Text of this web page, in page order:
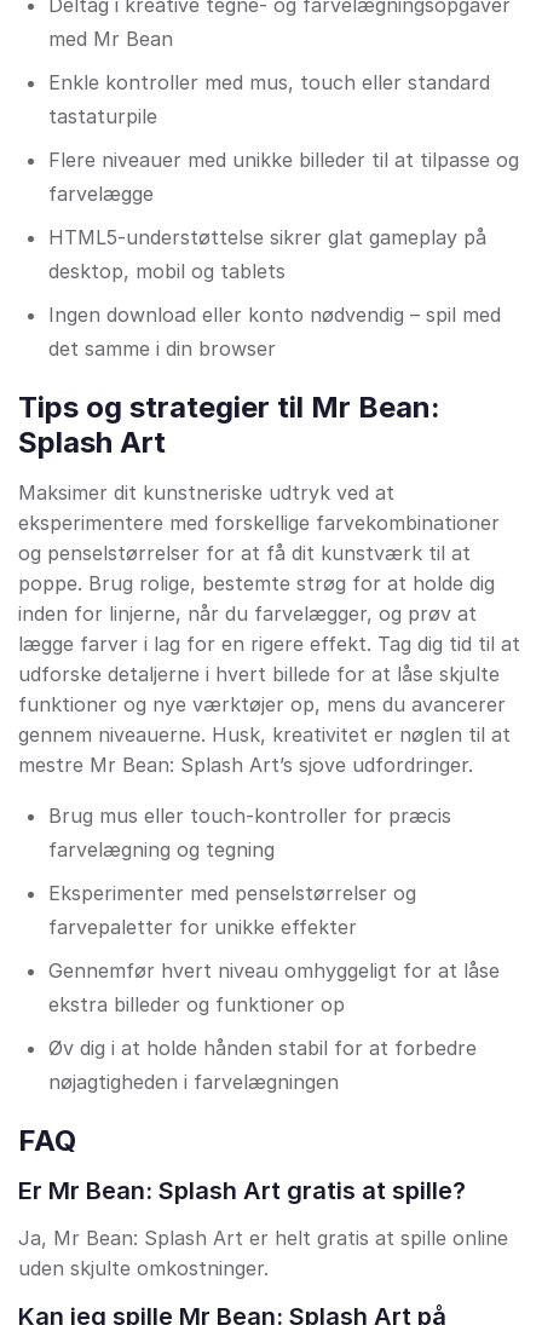
Deltag i kreative tegne- og farvelægningsopgaver
med Mr Bean
Enkle kontroller med mus, touch eller standard
tastaturpile
Flere niveauer med unikke billeder til at tilpasse og
farvelægge
HTML5-understøttelse sikrer glat gameplay på
desktop, mobil og tablets
Ingen download eller konto nødvendig – spil med
det samme i din browser
Tips og strategier til Mr Bean:
Splash Art
Maksimer dit kunstneriske udtryk ved at
eksperimentere med forskellige farvekombinationer
og penselstørrelser for at få dit kunstværk til at
poppe. Brug rolige, bestemte strøg for at holde dig
inden for linjerne, når du farvelægger, og prøv at
lægge farver i lag for en rigere effekt. Tag dig tid til at
udforske detaljerne i hvert billede for at låse skjulte
funktioner og nye værktøjer op, mens du avancerer
gennem niveauerne. Husk, kreativitet er nøglen til at
mestre Mr Bean: Splash Art’s sjove udfordringer.
Brug mus eller touch-kontroller for præcis
farvelægning og tegning
Eksperimenter med penselstørrelser og
farvepaletter for unikke effekter
Gennemfør hvert niveau omhyggeligt for at låse
ekstra billeder og funktioner op
Øv dig i at holde hånden stabil for at forbedre
nøjagtigheden i farvelægningen
FAQ
Er Mr Bean: Splash Art gratis at spille?
Ja, Mr Bean: Splash Art er helt gratis at spille online
uden skjulte omkostninger.
Kan jeg spille Mr Bean: Splash Art på